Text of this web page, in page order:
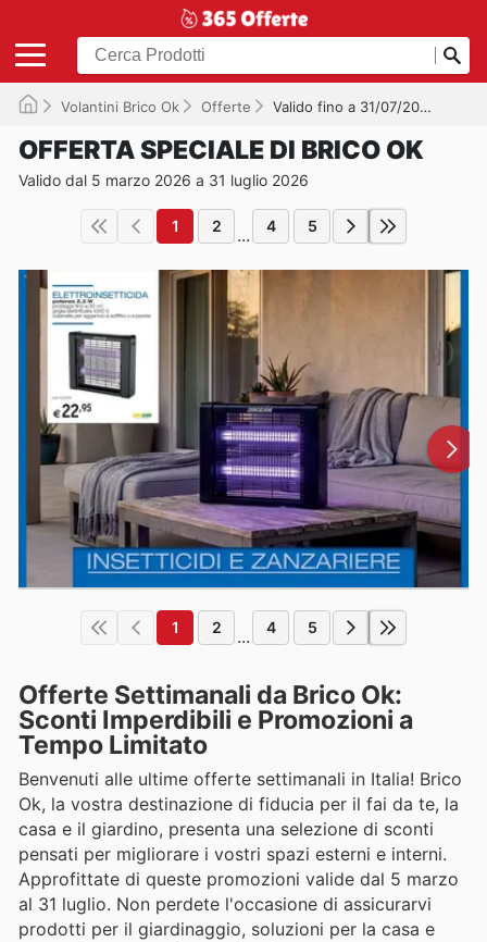
Volantini Brico Ok Offerte Valido fino a 31/07/2026
OFFERTA SPECIALE DI BRICO OK
Valido dal 5 marzo 2026 a 31 luglio 2026
1 2 ... 4 5
1 2 ... 4 5
Offerte Settimanali da Brico Ok:
Sconti Imperdibili e Promozioni a
Tempo Limitato
Benvenuti alle ultime offerte settimanali in Italia! Brico
Ok, la vostra destinazione di fiducia per il fai da te, la
casa e il giardino, presenta una selezione di sconti
pensati per migliorare i vostri spazi esterni e interni.
Approfittate di queste promozioni valide dal 5 marzo
al 31 luglio. Non perdete l'occasione di assicurarvi
prodotti per il giardinaggio, soluzioni per la casa e